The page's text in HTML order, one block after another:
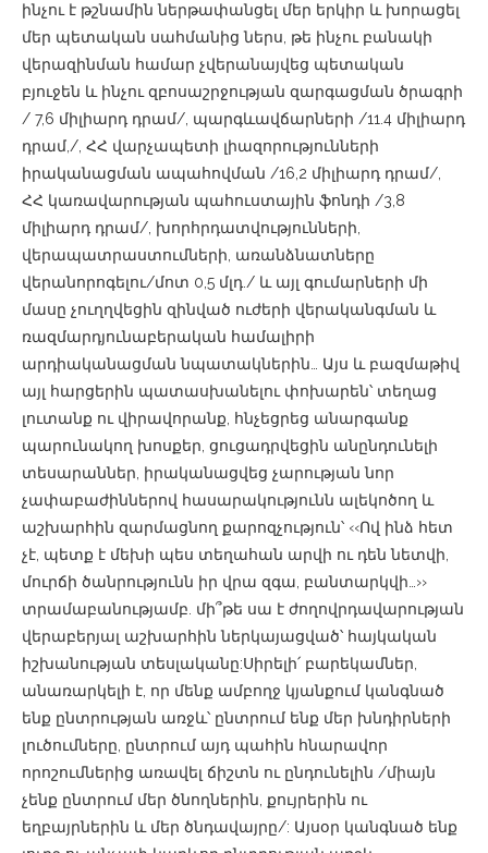
ինչու է թշնամին ներթափանցել մեր երկիր և խորացել
մեր պետական սահմանից ներս, թե ինչու բանակի
վերազինման համար չվերանայվեց պետական
բյուջեն և ինչու զբոսաշրջության զարգացման ծրագրի
/ 7,6 միլիարդ դրամ/, պարգևավճարների /11.4 միլիարդ
դրամ,/, ՀՀ վարչապետի լիազորությունների
իրականացման ապահովման /16,2 միլիարդ դրամ/,
ՀՀ կառավարության պահուստային ֆոնդի /3,8
միլիարդ դրամ/, խորհրդատվությունների,
վերապատրաստումների, առանձնատները
վերանորոգելու/մոտ 0,5 մլդ./ և այլ գումարների մի
մասը չուղղվեցին զինված ուժերի վերականգման և
ռազմարդյունաբերական համալիրի
արդիականացման նպատակներին… Այս և բազմաթիվ
այլ հարցերին պատասխանելու փոխարեն՝ տեղաց
լուտանք ու վիրավորանք, հնչեցրեց անարգանք
պարունակող խոսքեր, ցուցադրվեցին անընդունելի
տեսարաններ, իրականացվեց չարության նոր
չափաբաժիններով հասարակությունն ալեկոծող և
աշխարհին զարմացնող քարոզչություն՝ ‹‹Ով ինձ հետ
չէ, պետք է մեխի պես տեղահան արվի ու դեն նետվի,
մուրճի ծանրությունն իր վրա զգա, բանտարկվի…››
տրամաբանությամբ. մի՞թե սա է ժողովրդավարության
վերաբերյալ աշխարհին ներկայացված՝ հայկական
իշխանության տեսլականը:Սիրելի՛ բարեկամներ,
անառարկելի է, որ մենք ամբողջ կյանքում կանգնած
ենք ընտրության առջև՝ ընտրում ենք մեր խնդիրների
լուծումները, ընտրում այդ պահին հնարավոր
որոշումներից առավել ճիշտն ու ընդունելին /միայն
չենք ընտրում մեր ծնողներին, քույրերին ու
եղբայրներին և մեր ծնդավայրը/: Այսօր կանգնած ենք